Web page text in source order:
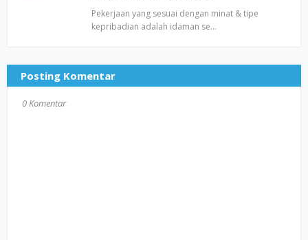
Pekerjaan yang sesuai dengan minat & tipe
kepribadian adalah idaman se…
Posting Komentar
0 Komentar